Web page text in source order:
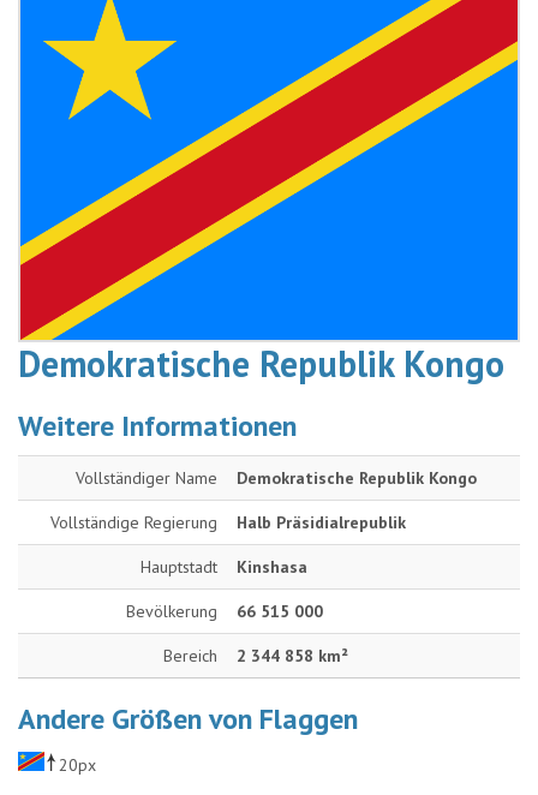
Demokratische Republik Kongo
Weitere Informationen
Vollständiger Name Demokratische Republik Kongo
Vollständige Regierung Halb Präsidialrepublik
Hauptstadt Kinshasa
Bevölkerung 66 515 000
Bereich 2 344 858 km²
Andere Größen von Flaggen
20px